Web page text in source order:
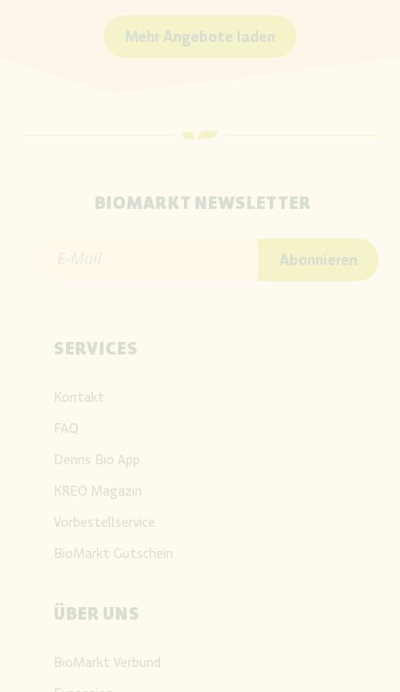
Mehr Angebote laden
BIOMARKT NEWSLETTER
Abonnieren
SERVICES
Kontakt
FAQ
Denns Bio App
KREO Magazin
Vorbestellservice
BioMarkt Gutschein
ÜBER UNS
BioMarkt Verbund